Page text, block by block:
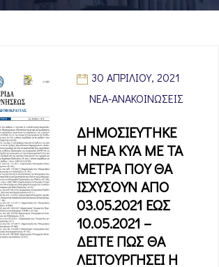
30 ΑΠΡΙΛΊΟΥ, 2021
ΝΈΑ-ΑΝΑΚΟΙΝΏΣΕΙΣ
ΔΗΜΟΣΙΕΥΤΗΚΕ
Η ΝΕΑ ΚΥΑ ΜΕ ΤΑ
ΜΕΤΡΑ ΠΟΥ ΘΑ
ΙΣΧΥΣΟΥΝ ΑΠΟ
03.05.2021 ΕΩΣ
10.05.2021 –
ΔΕΙΤΕ ΠΩΣ ΘΑ
ΛΕΙΤΟΥΡΓΗΣΕΙ Η